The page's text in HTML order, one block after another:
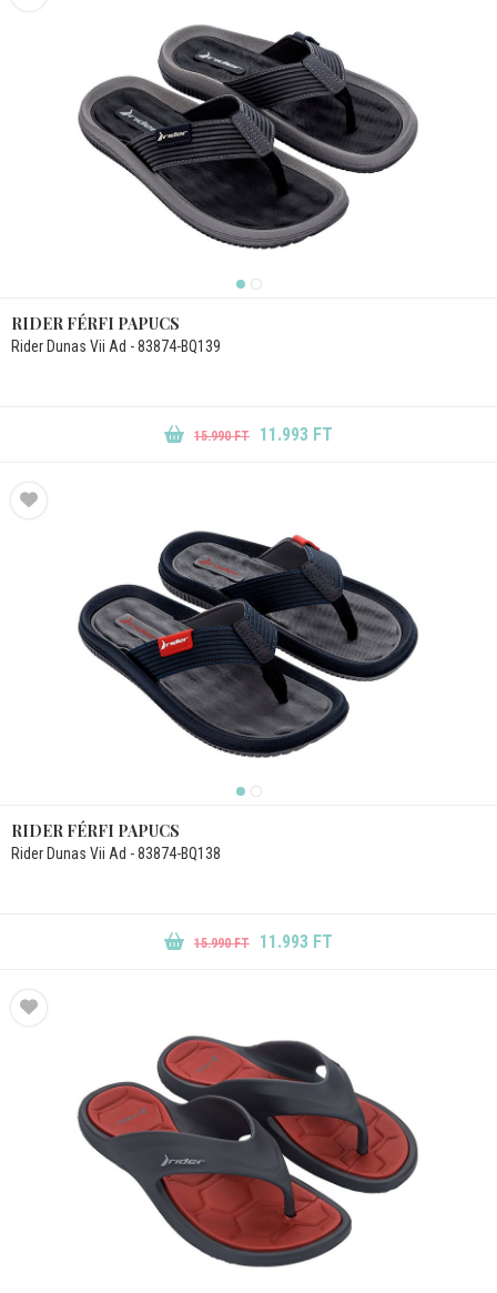
RIDER FÉRFI PAPUCS
Rider Dunas Vii Ad - 83874-BQ139
15.990 FT 11.993 FT
RIDER FÉRFI PAPUCS
Rider Dunas Vii Ad - 83874-BQ138
15.990 FT 11.993 FT